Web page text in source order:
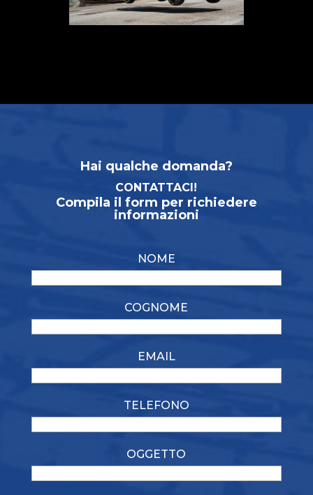
Hai qualche domanda?
CONTATTACI!
Compila il form per richiedere
informazioni
NOME
COGNOME
EMAIL
TELEFONO
OGGETTO